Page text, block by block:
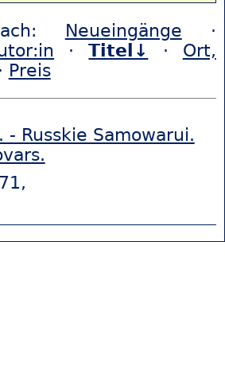
Neueingänge ·
·Titel↓ · Ort,
Preis
- Russkie Samowarui.